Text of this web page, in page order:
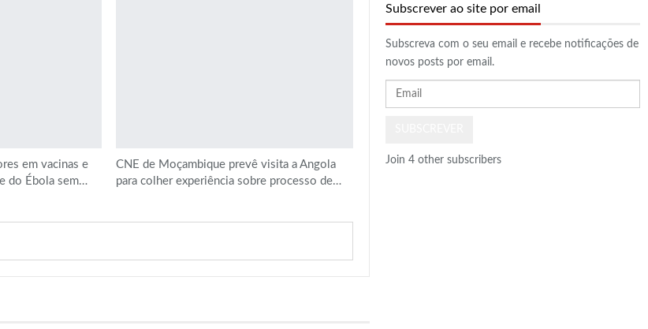
em vacinas e
do Ébola sem…
CNE de Moçambique prevê visita a Angola
para colher experiência sobre processo de…
Subscrever ao site por email
Subscreva com o seu email e recebe notificações de
novos posts por email.
Email
Join 4 other subscribers